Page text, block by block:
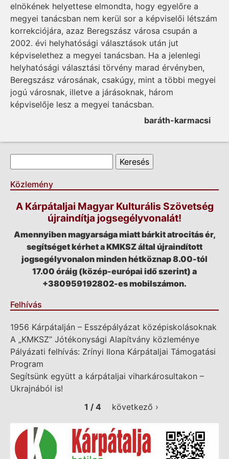
elnökének helyettese elmondta, hogy egyelőre a
megyei tanácsban nem kerül sor a képviselői létszám
korrekciójára, azaz Beregszász városa csupán a
2002. évi helyhatósági választások után jut
képviselethez a megyei tanácsban. Ha a jelenlegi
helyhatósági választási törvény marad érvényben,
Beregszász városának, csakúgy, mint a többi megyei
jogú városnak, illetve a járásoknak, három
képviselője lesz a megyei tanácsban.
baráth-karmacsi
Keresés űrlap
Keresés
Közlemény
A Kárpátaljai Magyar Kulturális Szövetség
újraindítja jogsegélyvonalát!
Amennyiben magyarsága miatt bárkit atrocitás ér,
segítséget kérhet a KMKSZ által újraindított
jogsegélyvonalon minden hétköznap 8.00-tól
17.00 óráig (közép-európai idő szerint) a
+380959192802-es mobilszámon.
Felhívás
1956 Kárpátalján – Esszépályázat középiskolásoknak
A „KMKSZ” Jótékonysági Alapítvány közleménye
Pályázati felhívás: Zrínyi Ilona Kárpátaljai Támogatási
Program
Segítsünk együtt a kárpátaljai viharkárosultakon –
Ukrajnából is!
1 / 4
következő ›